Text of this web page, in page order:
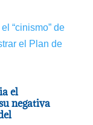
el
negativa